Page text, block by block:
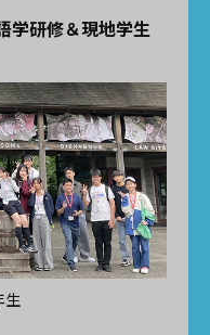
学研修＆現地学生
生